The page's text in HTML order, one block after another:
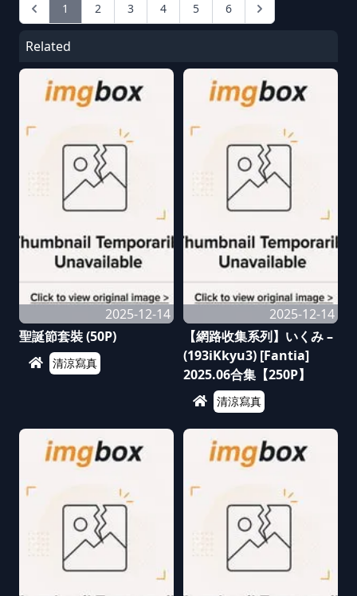
1 2 3 4 5 6
Related
2025-12-14
聖誕節套裝 (50P)
清涼寫真
2025-12-14
【網路收集系列】いくみ –
(193iKkyu3) [Fantia]
2025.06合集【250P】
清涼寫真